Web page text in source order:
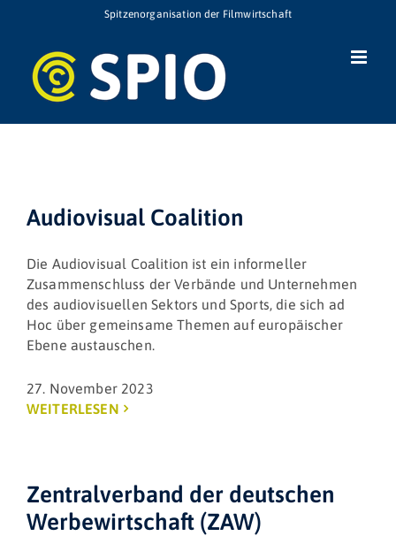
springen
Spitzenorganisation der Filmwirtschaft
Audiovisual Coalition
Die Audiovisual Coalition ist ein informeller
Zusammenschluss der Verbände und Unternehmen
des audiovisuellen Sektors und Sports, die sich ad
Hoc über gemeinsame Themen auf europäischer
Ebene austauschen.
27. November 2023
WEITERLESEN
Zentralverband der deutschen
Werbewirtschaft (ZAW)